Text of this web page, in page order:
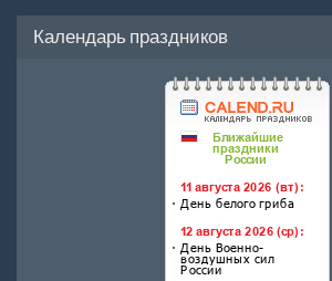
Календарь праздников